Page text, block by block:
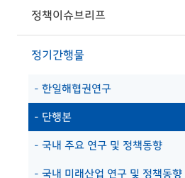
정책이슈브리프
정기간행물
- 한일해협권연구
- 단행본
- 국내 주요 연구 및 정책동향
- 국내 미래산업 연구 및 정책동향